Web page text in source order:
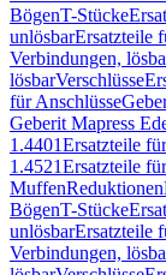
BögenT-Stücke
unlösbarErsatzteile
Verbindungen,
lösbarVerschlüsse
für Anschlüsse
Geberit Mapress
1.4401Ersatzteile
1.4521Ersatzteile
MuffenReduktionen
BögenT-Stücke
unlösbarErsatzteile
Verbindungen,